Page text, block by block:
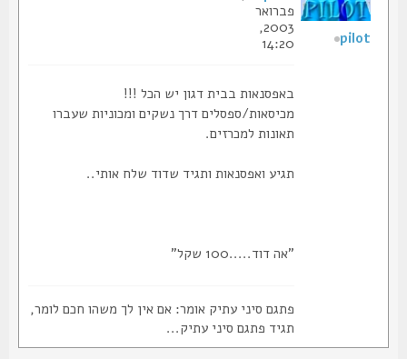
פברואר
2003,
14:20
באפסנאות בבית דגון יש הכל !!!
מכיסאות/ספסלים דרך נשקים ומכוניות שעברו
תאונות למכרזים.
תגיע ואפסנאות ותגיד שדוד שלח אותי..
"אה דוד.....100 שקל"
פתגם סיני עתיק אומר: אם אין לך משהו חכם לומר,
תגיד פתגם סיני עתיק...
pilot